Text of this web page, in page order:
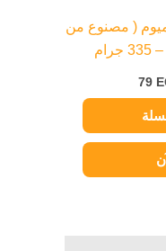
( مصنوع من
79